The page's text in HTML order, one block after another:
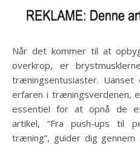
Når det kommer til at opbygge en veltrænet og stærk
overkrop, er
træningsentusiaster.
erfaren i træningsverdenen,
essentiel for at opnå de
artikel, “Fra push-ups til
træning”, guider dig